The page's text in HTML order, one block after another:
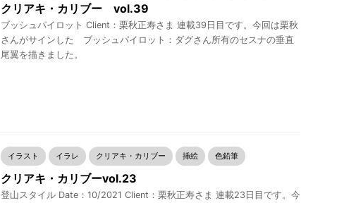
クリアキ・カリブー vol.39
ブッシュパイロット Client：栗秋正寿さま 連載39日目です。今回は栗秋
さんがサインした ブッシュパイロット：ダグさん所有のセスナの垂直
尾翼を描きました。
イラスト イラレ クリアキ・カリブー 挿絵 色鉛筆
クリアキ・カリブーvol.23
登山スタイル Date：10/2021 Client：栗秋正寿さま 連載23日目です。今